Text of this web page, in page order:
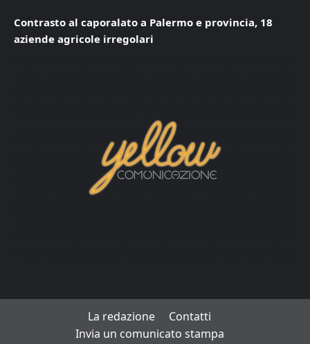
Contrasto al caporalato a Palermo e provincia, 18
aziende agricole irregolari
La redazione
Contatti
Invia un comunicato stampa